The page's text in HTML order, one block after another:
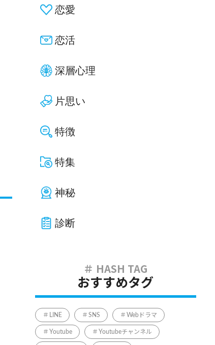
恋愛
恋活
深層心理
片思い
特徴
特集
神秘
診断
おすすめタグ
LINE SNS Webドラマ
Youtube Youtubeチャンネル